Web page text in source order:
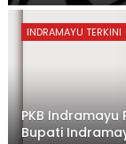
INDRAMAYU TERKINI
PKB
Bupati